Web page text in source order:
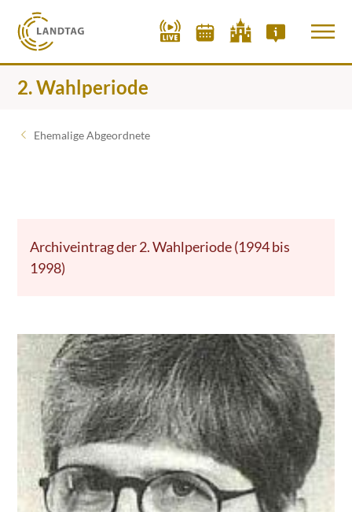
2. Wahlperiode
Ehemalige Abgeordnete
Archiveintrag der 2. Wahlperiode (1994 bis
1998)